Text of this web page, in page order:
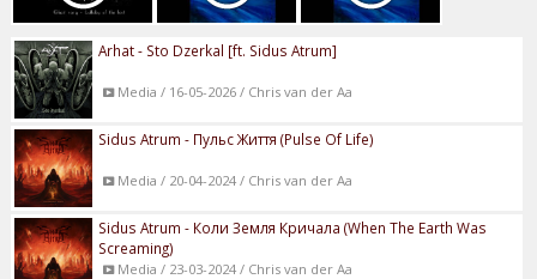
Arhat - Sto Dzerkal [ft. Sidus Atrum]
Media / 16-05-2026 / Chris van der Aa
Sidus Atrum - Пульс Життя (Pulse Of Life)
Media / 20-04-2024 / Chris van der Aa
Sidus Atrum - Коли Земля Кричала (When The Earth Was
Screaming)
Media / 23-03-2024 / Chris van der Aa